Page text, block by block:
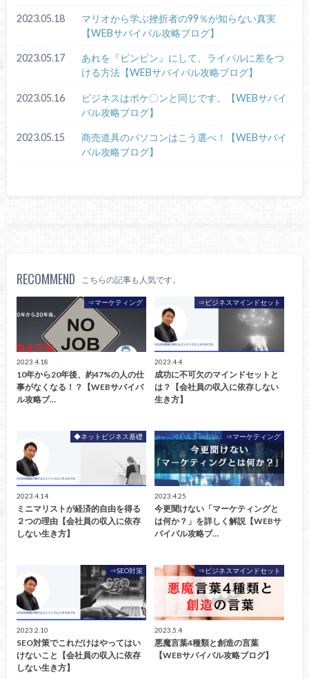
2023.05.18
マリオから学ぶ挫折者の99％が知らない真実
【WEBサバイバル攻略ブログ】
2023.05.17
あれを『ビンビン』にして、ライバルに差をつ
ける方法【WEBサバイバル攻略ブログ】
2023.05.16
ビジネスはポケ〇ンと同じです。【WEBサバイ
バル攻略ブログ】
2023.05.15
商売道具のパソコンはこう選べ！【WEBサバイ
バル攻略ブログ】
RECOMMEND こちらの記事も人気です。
⇒マーケティング
2023.4.18
10年から20年後、約47%の人の仕
事がなくなる！？【WEBサバイバ
ル攻略ブ…
⇒ビジネスマインドセット
2023.4.4
成功に不可欠のマインドセットと
は？【会社員の収入に依存しない
生き方】
◆ネットビジネス基礎
2023.4.14
ミニマリストが経済的自由を得る
２つの理由【会社員の収入に依存
しない生き方】
⇒マーケティング
2023.4.25
今更聞けない「マーケティングと
は何か？」を詳しく解説【WEBサ
バイバル攻略ブ…
⇒SEO対策
2023.2.10
SEO対策でこれだけはやってはい
けないこと【会社員の収入に依存
しない生き方】
⇒ビジネスマインドセット
2023.5.4
悪魔言葉4種類と創造の言葉
【WEBサバイバル攻略ブログ】